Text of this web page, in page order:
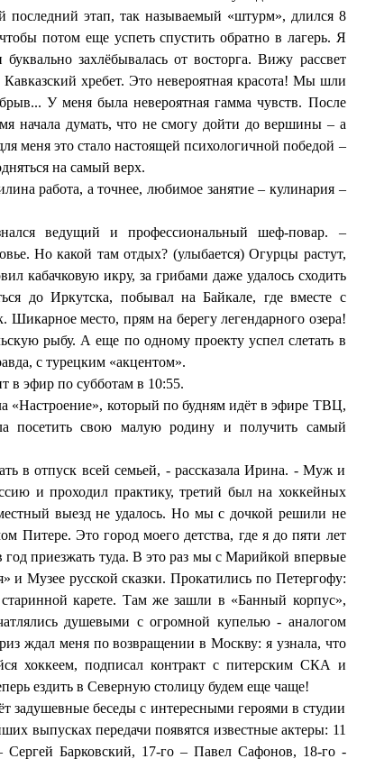
этап, так называемый «штурм», длился 8
потом еще успеть спустить обратно в лагерь. Я
захлёбывалась от восторга. Вижу рассвет
хребет. Это невероятная красота! Мы шли
У меня была невероятная гамма чувств. После
начала думать, что не смогу дойти до вершины – а
меня это стало настоящей психологичной победой –
на самый верх.
работа, а точнее, любимое занятие – кулинария –
ведущий и профессиональный шеф-повар. –
Но какой там отдых? (улыбается) Огурцы растут,
кабачковую икру, за грибами даже удалось сходить
до Иркутска, побывал на Байкале, где вместе с
Шикарное место, прям на берегу легендарного озера!
рыбу. А еще по одному проекту успел слетать в
с турецким «акцентом».
в эфир по субботам в 10:55.
«Настроение», который по будням идёт в эфире ТВЦ,
посетить свою малую родину и получить самый
в отпуск всей семьей, - рассказала Ирина. - Муж и
и проходил практику, третий был на хоккейных
выезд не удалось. Но мы с дочкой решили не
Питере. Это город моего детства, где я до пяти лет
приезжать туда. В это раз мы с Марийкой впервые
и Музее русской сказки. Прокатились по Петергофу:
карете. Там же зашли в «Банный корпус»,
душевыми с огромной купелью - аналогом
ждал меня по возвращении в Москву: я узнала, что
хоккеем, подписал контракт с питерским СКА и
ездить в Северную столицу будем еще чаще!
задушевные беседы с интересными героями в студии
выпусках передачи появятся известные актеры: 11
Сергей Барковский, 17-го – Павел Сафонов, 18-го -